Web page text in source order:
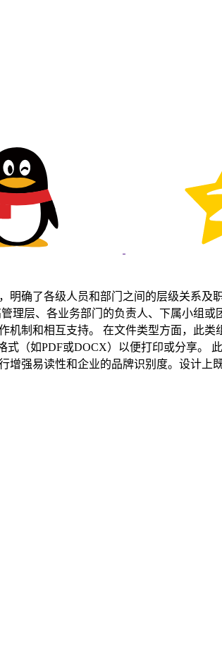
确了各级人员和部门之间的层级关系
办公软件（如Visio、Microsoft Office
份文件在制作时可能会加入一些修饰语和设计元素，例如使用不同
强易读性和企业的品牌识别度。设计